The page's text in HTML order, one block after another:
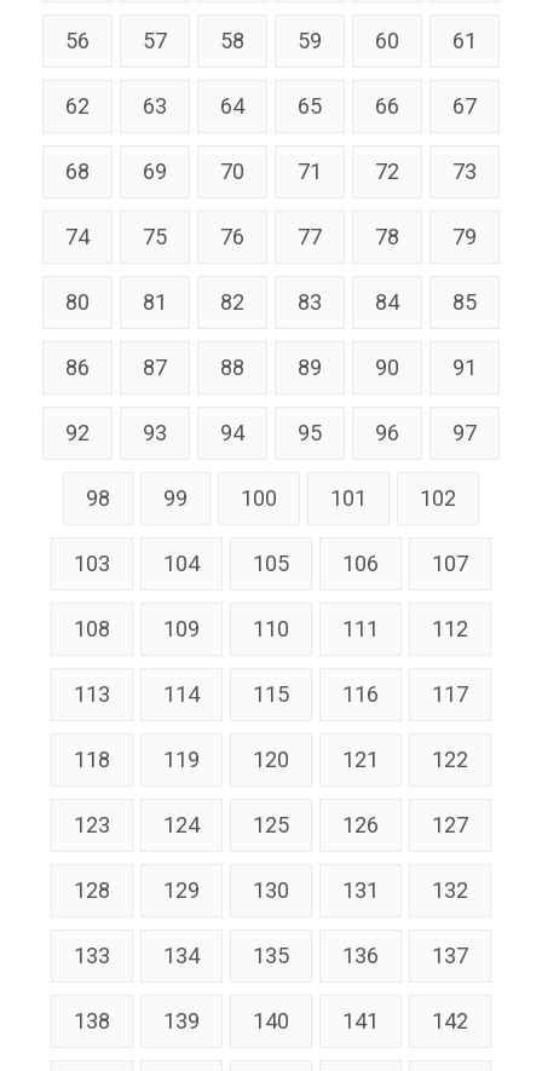
56 57 58 59 60 61
62 63 64 65 66 67
68 69 70 71 72 73
74 75 76 77 78 79
80 81 82 83 84 85
86 87 88 89 90 91
92 93 94 95 96 97
98 99 100 101 102
103 104 105 106 107
108 109 110 111 112
113 114 115 116 117
118 119 120 121 122
123 124 125 126 127
128 129 130 131 132
133 134 135 136 137
138 139 140 141 142